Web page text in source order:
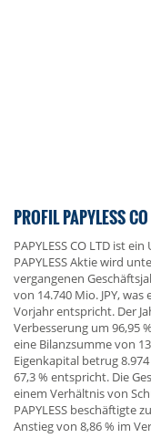
PROFIL PAPYLESS
PAPYLESS CO LTD ist
PAPYLESS Aktie wird
vergangenen
von 14.740 Mio. JPY,
Vorjahr entspricht. Der
Verbesserung um 96,95
eine Bilanzsumme von
Eigenkapital betrug
67,3 % entspricht. Die
einem Verhältnis von
PAPYLESS beschäftigte
Anstieg von 8,86 % im